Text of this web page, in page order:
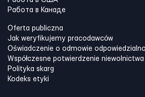
Работа в Канадe
Oferta publiczna
Jak weryfikujemy pracodawców
Oświadczenie o odmowie
Współczesne potwierdzenie niewolnictwa
Polityka skarg
Kodeks etyki